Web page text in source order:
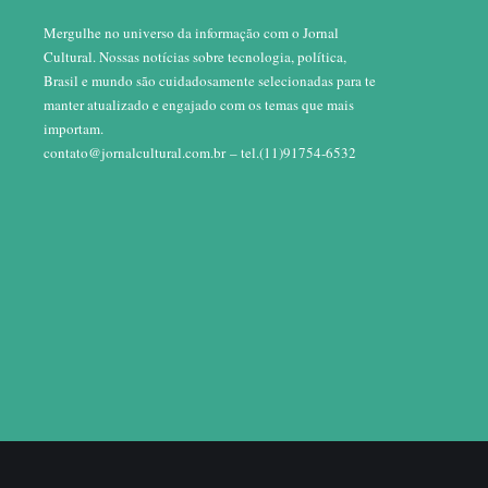
Mergulhe no universo da informação com o Jornal
Cultural. Nossas notícias sobre tecnologia, política,
Brasil e mundo são cuidadosamente selecionadas para te
manter atualizado e engajado com os temas que mais
importam.
contato@jornalcultural.com.br– tel.(11)91754-6532